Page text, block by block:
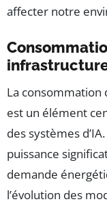
affecter notre
La consommation
est un élément
des systèmes
puissance
demande
l’évolution des